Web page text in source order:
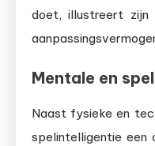
doet, illustreert zijn
Mentale en
Naast fysieke en
spelintelligentie een